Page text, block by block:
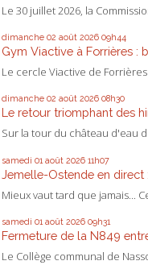
Le 30 juillet 2026, la
dimanche 02 août 2026 09h44
Gym Viactive à Forrières :
Le cercle Viactive de
dimanche 02 août 2026 08h30
Le retour triomphant des
Sur la tour du château d'eau
samedi 01 août 2026 11h07
Jemelle-Ostende en direct
Mieux vaut tard que jamais...
samedi 01 août 2026 09h31
Fermeture de la N849
Le Collège communal de